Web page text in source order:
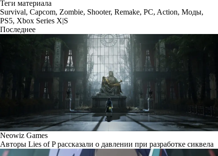
Теги материала
Survival, Capcom, Zombie, Shooter, Remake, PC, Action, Моды,
PS5, Xbox Series X|S
Последнее
Neowiz Games
Авторы Lies of P рассказали о давлении при разработке сиквела